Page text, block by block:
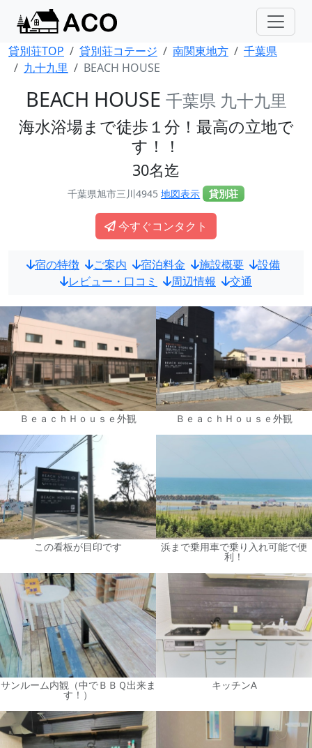
貸別荘TOP 貸別荘コテージ 南関東地方
千葉県
九十九里
BEACH HOUSE
BEACH HOUSE 千葉県 九十九里
海水浴場まで徒歩１分！最高の立地で
す！！
30名迄
千葉県旭市三川4945地図表示 貸別荘
今すぐコンタクト
宿の特徴 ご案内 宿泊料金 施設概要
設備
レビュー・口コミ
周辺情報 交通
ＢｅａｃｈＨｏｕｓｅ外観 ＢｅａｃｈＨｏｕｓｅ外観
この看板が目印です 浜まで乗用車で乗り入れ可能で便
利！
サンルーム内観（中でＢＢＱ出来ま
す！）
キッチンA